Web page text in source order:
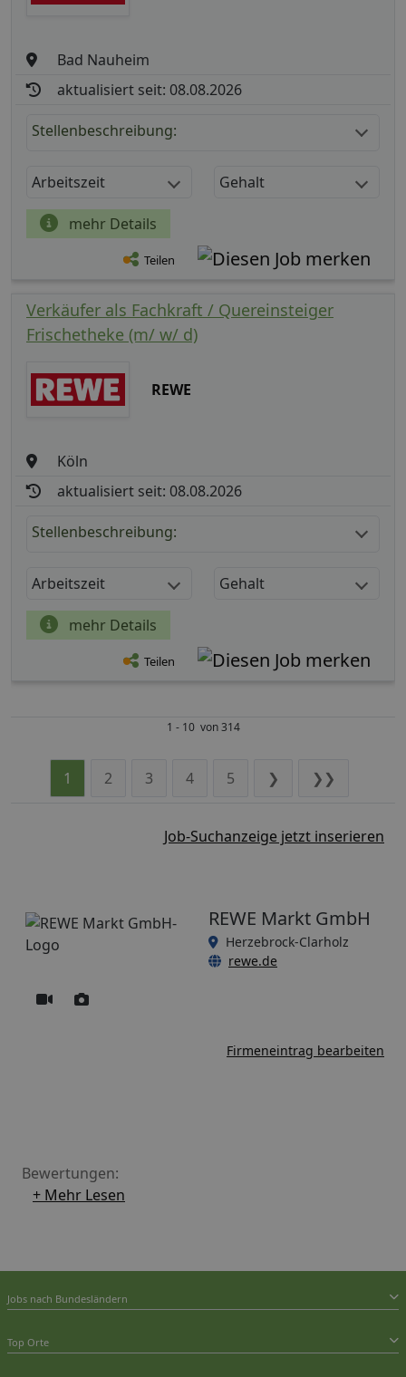
Bad Nauheim
aktualisiert seit: 08.08.2026
Stellenbeschreibung:
Arbeitszeit Gehalt
mehr Details
Teilen
Verkäufer als Fachkraft / Quereinsteiger
Frischetheke (m/ w/ d)
REWE
Köln
aktualisiert seit: 08.08.2026
Stellenbeschreibung:
Arbeitszeit Gehalt
mehr Details
Teilen
1 - 10 von 314
1 2 3 4 5 ❯ ❯❯
Job-Suchanzeige jetzt inserieren
REWE Markt GmbH
Herzebrock-Clarholz
rewe.de
Firmeneintrag bearbeiten
Bewertungen:
+ Mehr Lesen
Jobs nach Bundesländern
Top Orte